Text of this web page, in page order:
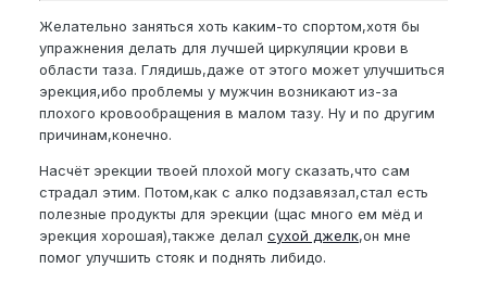
Желательно заняться хоть каким-то спортом,хотя бы
упражнения делать для лучшей циркуляции крови в
области таза. Глядишь,даже от этого может улучшиться
эрекция,ибо проблемы у мужчин возникают из-за
плохого кровообращения в малом тазу. Ну и по другим
причинам,конечно.
Насчёт эрекции твоей плохой могу сказать,что сам
страдал этим. Потом,как с алко подзавязал,стал есть
полезные продукты для эрекции (щас много ем мёд и
эрекция хорошая),также делал сухой джелк,он мне
помог улучшить стояк и поднять либидо.